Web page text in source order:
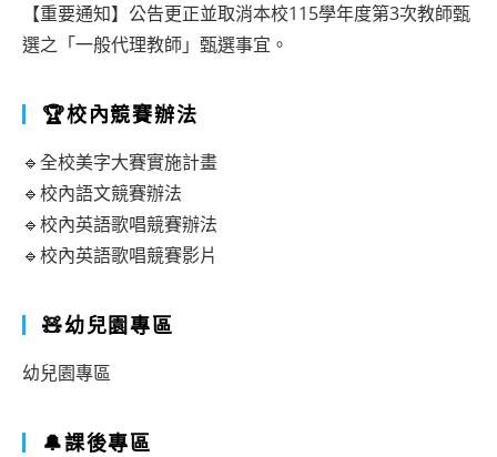
【重要通知】公告更正並取消本校115學年度第3次教師甄
選之「一般代理教師」甄選事宜。
🏆校內競賽辦法
🔹全校美字大賽實施計畫
🔹校內語文競賽辦法
🔹校內英語歌唱競賽辦法
🔹校內英語歌唱競賽影片
🧸幼兒園專區
幼兒園專區
🔔課後專區